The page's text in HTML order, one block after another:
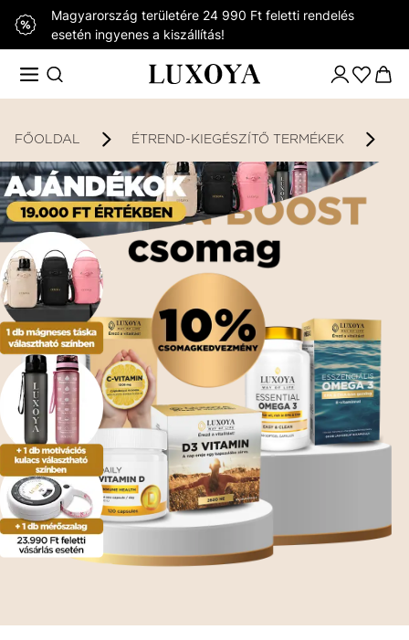
Magyarország területére 24 990 Ft feletti rendelés
esetén ingyenes a kiszállítás!
FŐOLDAL ÉTREND-KIEGÉSZÍTŐ TERMÉKEK